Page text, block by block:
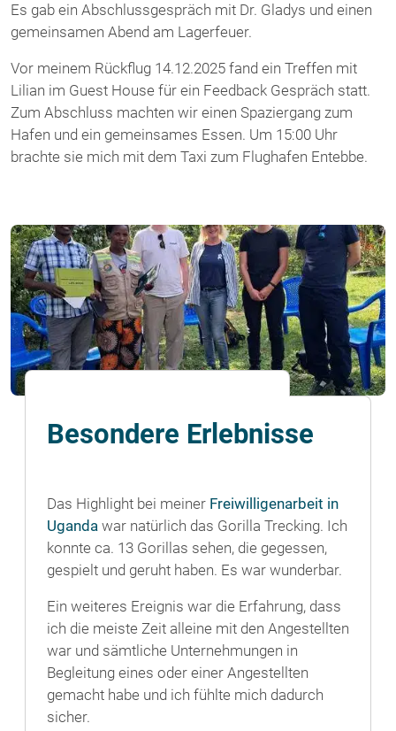
Es gab ein Abschlussgespräch mit Dr. Gladys und einen
gemeinsamen Abend am Lagerfeuer.
Vor meinem Rückflug 14.12.2025 fand ein Treffen mit
Lilian im Guest House für ein Feedback Gespräch statt.
Zum Abschluss machten wir einen Spaziergang zum
Hafen und ein gemeinsames Essen. Um 15:00 Uhr
brachte sie mich mit dem Taxi zum Flughafen Entebbe.
Besondere Erlebnisse
Das Highlight bei meiner Freiwilligenarbeit in
Uganda war natürlich das Gorilla Trecking. Ich
konnte ca. 13 Gorillas sehen, die gegessen,
gespielt und geruht haben. Es war wunderbar.
Ein weiteres Ereignis war die Erfahrung, dass
ich die meiste Zeit alleine mit den Angestellten
war und sämtliche Unternehmungen in
Begleitung eines oder einer Angestellten
gemacht habe und ich fühlte mich dadurch
sicher.